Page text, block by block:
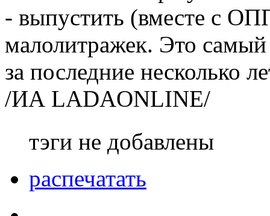
- выпустить (вместе с
малолитражек. Это
за последние несколько
/ИА LADAONLINE/
тэги не добавлены
распечатать